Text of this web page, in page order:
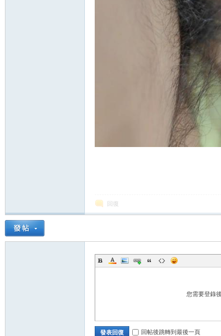
回復
您需要登錄
發表回復 回帖後跳轉到最後一頁